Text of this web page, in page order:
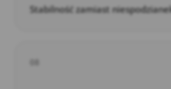
Stabilność zamiast
08